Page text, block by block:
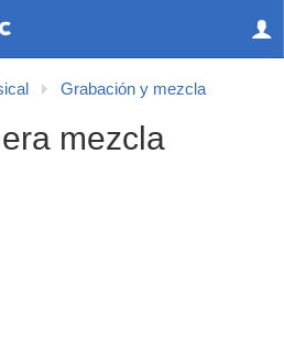
Grabación y mezcla
mezcla